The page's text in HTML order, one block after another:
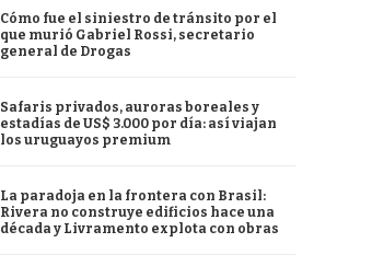
Cómo fue el siniestro de tránsito por el
que murió Gabriel Rossi, secretario
general de Drogas
Safaris privados, auroras boreales y
estadías de US$ 3.000 por día: así viajan
los uruguayos premium
La paradoja en la frontera con Brasil:
Rivera no construye edificios hace una
década y Livramento explota con obras